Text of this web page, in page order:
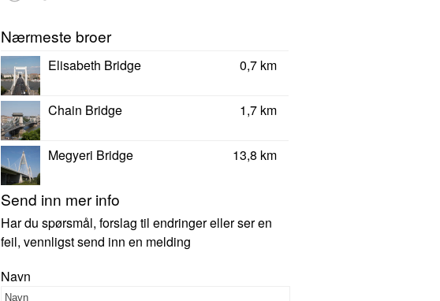
Nærmeste broer
Elisabeth Bridge 0,7 km
Chain Bridge 1,7 km
Megyeri Bridge 13,8 km
Send inn mer info
Har du spørsmål, forslag til endringer eller ser en
feil, vennligst send inn en melding
Navn